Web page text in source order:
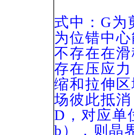
式中：G为
为位错中
不存在在
存在压应
缩和拉伸
场彼此抵
D，对应单
b），则晶